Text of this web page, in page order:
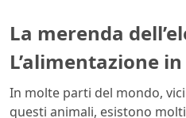
La merenda
L’alimentazione
In molte parti del mondo,
questi animali, esistono molti